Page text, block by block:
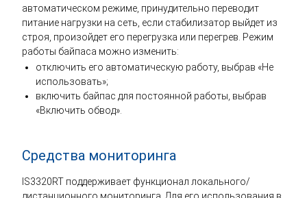
автоматическом режиме, принудительно переводит
питание нагрузки на сеть, если стабилизатор выйдет из
строя, произойдет его перегрузка или перегрев. Режим
работы байпаса можно изменить:
отключить его автоматическую работу, выбрав «Не
использовать»;
включить байпас для постоянной работы, выбрав
«Включить обвод».
Средства мониторинга
IS3320RT поддерживает функционал локального/